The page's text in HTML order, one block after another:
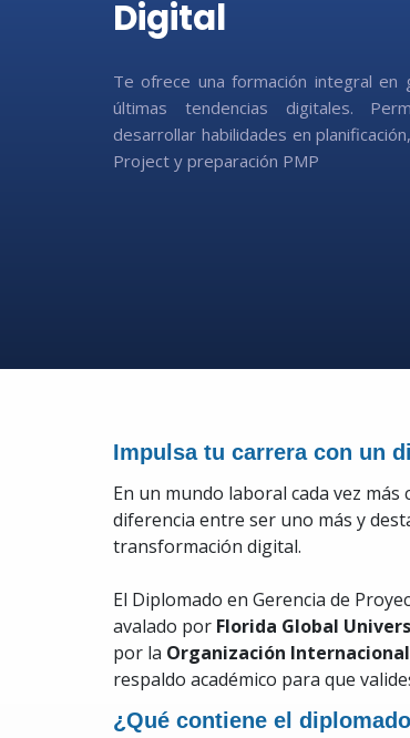
Digital
Te ofrece una formación integral
últimas tendencias digitales.
desarrollar habilidades en
Project y preparación PMP
Impulsa tu carrera con un
En un mundo laboral cada vez
diferencia entre ser uno más y
transformación digital.
El Diplomado en Gerencia de
avalado por Florida Global
por la Organización
respaldo académico para que
¿Qué contiene el